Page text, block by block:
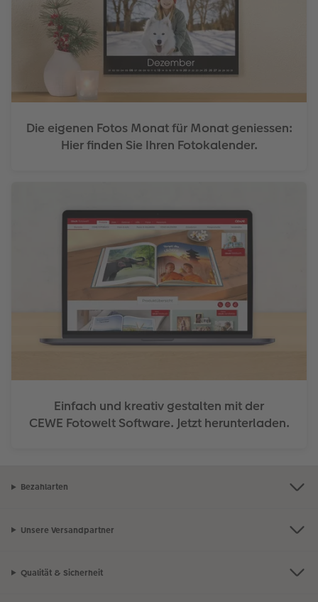
Die eigenen Fotos Monat für Monat geniessen:
Hier finden Sie Ihren Fotokalender.
Einfach und kreativ gestalten mit der
CEWE Fotowelt Software. Jetzt herunterladen.
Bezahlarten
Unsere Versandpartner
Qualität & Sicherheit